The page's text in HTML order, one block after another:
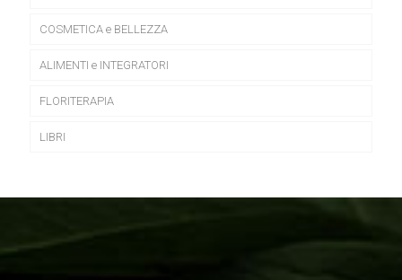
COSMETICA e BELLEZZA
ALIMENTI e INTEGRATORI
FLORITERAPIA
LIBRI